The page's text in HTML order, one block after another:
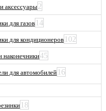
аксессуары2
для газов 14
для кондиционеров 102
наконечники45
для автомобилей 16
18